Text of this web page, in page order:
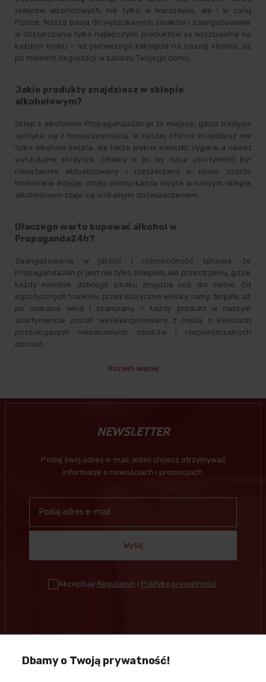
sklepów alkoholowych, nie tylko w Warszawie, ale i w całej
Polsce. Nasza pasja do wyszukanych smaków i zaangażowanie
w dostarczanie tylko najlepszych produktów są wyczuwalne na
każdym kroku – od pierwszego kliknięcia na naszej stronie, aż
po moment degustacji w zaciszu Twojego domu.
Jakie produkty znajdziesz w sklepie
alkoholowym?
Sklep z alkoholem Propaganda24h.pl to miejsce, gdzie tradycja
spotyka się z nowoczesnością. W naszej ofercie znajdziesz nie
tylko alkohole świata, ale także piękne kieliszki, cygara, a nawet
wyszukane słodycze. Dbamy o to, by nasz asortyment był
nieustannie aktualizowany i rozszerzany o nowe, często
limitowane edycje, dzięki czemu każda wizyta w naszym sklepie
alkoholowym staje się unikalnym doświadczeniem.
Dlaczego warto kupować alkohol w
Propaganda24h?
Zaangażowanie w jakość i różnorodność sprawia, że
Propaganda24h.pl jest nie tylko sklepem, ale przestrzenią, gdzie
każdy miłośnik dobrego smaku znajdzie coś dla siebie. Od
egzotycznych trunków, przez klasyczne whisky, rumy, tequile, aż
po unikalne wina i szampany – każdy produkt w naszym
asortymencie został wyselekcjonowany z myślą o klientach
poszukujących niebanalnych smaków i niepowtarzalnych
doznań.
Rozwiń więcej
NEWSLETTER
Podaj swój adres e-mail, jeżeli chcesz otrzymywać
informacje o nowościach i promocjach.
Wyślij
Akceptuję Regulamin i Politykę prywatności
Kontakt
Dbamy o Twoją prywatność!